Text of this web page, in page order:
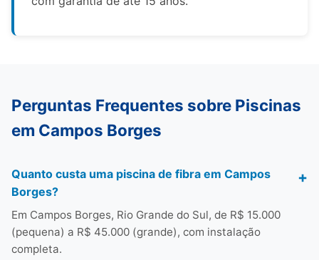
Perguntas Frequentes sobre Piscinas
em Campos Borges
Quanto custa uma piscina de fibra em Campos
Borges?
Em Campos Borges, Rio Grande do Sul, de R$ 15.000
(pequena) a R$ 45.000 (grande), com instalação
completa.